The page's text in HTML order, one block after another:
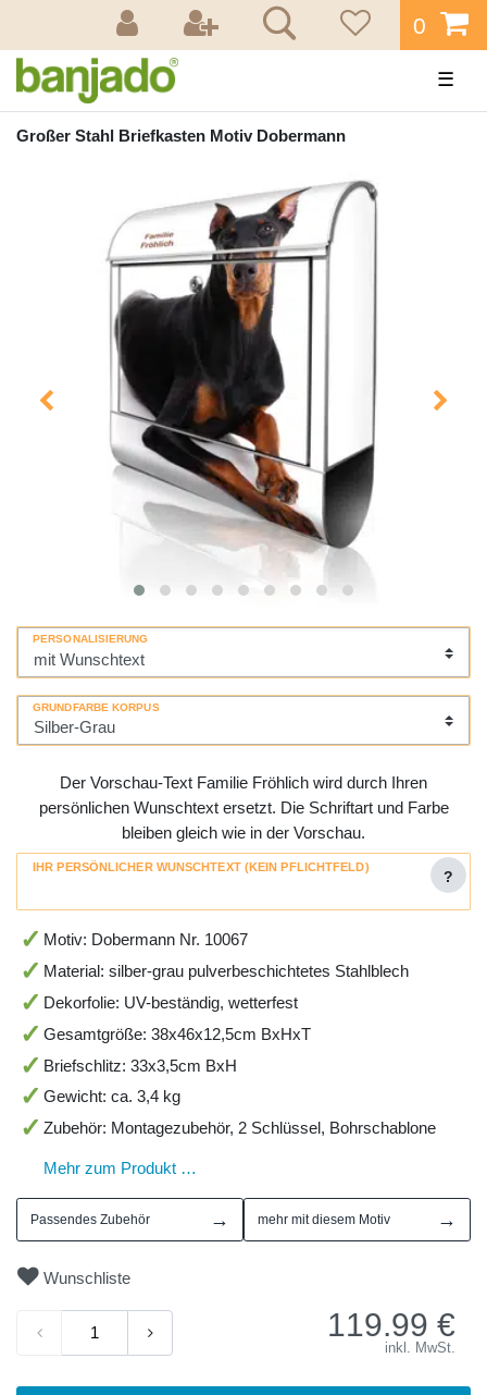
0
☰
Großer Stahl Briefkasten Motiv Dobermann
PERSONALISIERUNG
GRUNDFARBE KORPUS
Der Vorschau-Text Familie Fröhlich wird durch Ihren
persönlichen Wunschtext ersetzt. Die Schriftart und Farbe
bleiben gleich wie in der Vorschau.
IHR PERSÖNLICHER WUNSCHTEXT (KEIN PFLICHTFELD)
?
Motiv: Dobermann Nr. 10067
Material: silber-grau pulverbeschichtetes Stahlblech
Dekorfolie: UV-beständig, wetterfest
Gesamtgröße: 38x46x12,5cm BxHxT
Briefschlitz: 33x3,5cm BxH
Gewicht: ca. 3,4 kg
Zubehör: Montagezubehör, 2 Schlüssel, Bohrschablone
Mehr zum Produkt …
Passendes Zubehör → mehr mit diesem Motiv →
Wunschliste
119.99 €
inkl. MwSt.